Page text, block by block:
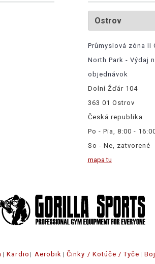
Průmyslová zóna II
North Park - Výdaj
objednávok
Dolní Žďár 104
363 01 Ostrov
Česká republika
Po - Pia, 8:00 -
So - Ne, zatvorené
mapa tu
Kardio Aerobik Činky / Kotúče / Tyče